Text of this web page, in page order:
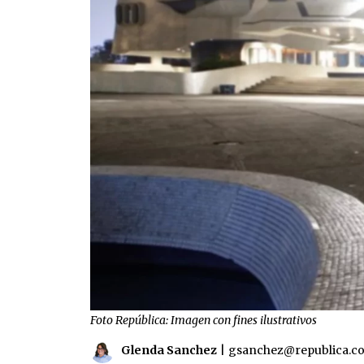
Foto República: Imagen con fines ilustrativos
Glenda Sanchez